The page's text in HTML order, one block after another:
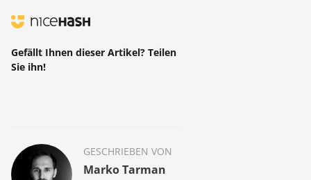
Gefällt Ihnen dieser Artikel? Teilen
Sie ihn!
GESCHRIEBEN VON
Marko Tarman